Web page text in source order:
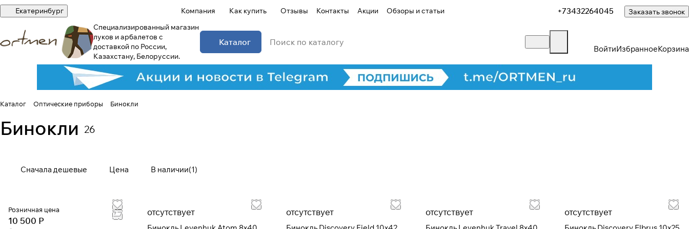
Екатеринбург Компания Как купить Отзывы Контакты Акции Обзоры и статьи +73432264045 Заказать звонок
Специализированный магазин
луков и арбалетов с
доставкой по России,
Казахстану, Белоруссии.
Каталог
ВойтиИзбранноеКорзина
Каталог Оптические приборы Бинокли
Бинокли 26
Сначала дешевые Цена В наличии(1)
Розничная цена
10 500 Р
отсутствует отсутствует отсутствует отсутствует
Для клиентов всех банков